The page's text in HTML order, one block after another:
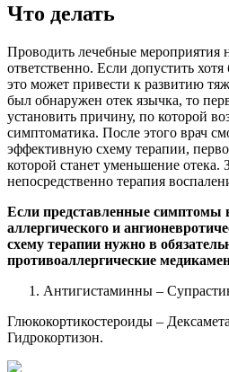
Что делать
Проводить лечебные мероприятия
ответственно. Если допустить
это может привести к развитию
был обнаружен отек язычка, то
установить причину, по которой
симптоматика. После этого врач
эффективную схему терапии,
которой станет уменьшение отека.
непосредственно терапия
Если представленные симптомы
аллергического и
схему терапии нужно в
противоаллергические
Антигистаминны –
Глюкокортикостероиды –
Гидрокортизон.